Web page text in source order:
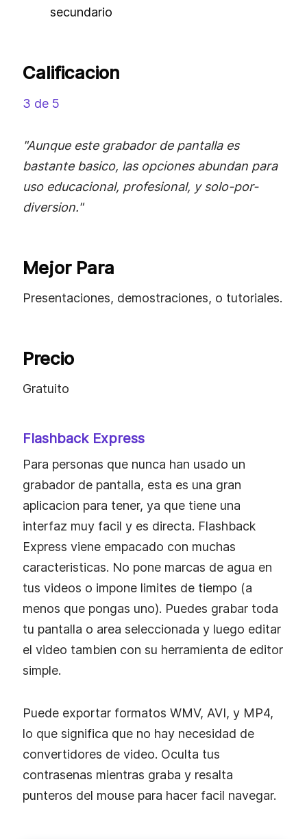
secundario
Calificacion
3 de 5
"Aunque este grabador de pantalla es
bastante basico, las opciones abundan para
uso educacional, profesional, y solo-por-
diversion."
Mejor Para
Presentaciones, demostraciones, o tutoriales.
Precio
Gratuito
Flashback Express
Para personas que nunca han usado un
grabador de pantalla, esta es una gran
aplicacion para tener, ya que tiene una
interfaz muy facil y es directa. Flashback
Express viene empacado con muchas
caracteristicas. No pone marcas de agua en
tus videos o impone limites de tiempo (a
menos que pongas uno). Puedes grabar toda
tu pantalla o area seleccionada y luego editar
el video tambien con su herramienta de editor
simple.
Puede exportar formatos WMV, AVI, y MP4,
lo que significa que no hay necesidad de
convertidores de video. Oculta tus
contrasenas mientras graba y resalta
punteros del mouse para hacer facil navegar.